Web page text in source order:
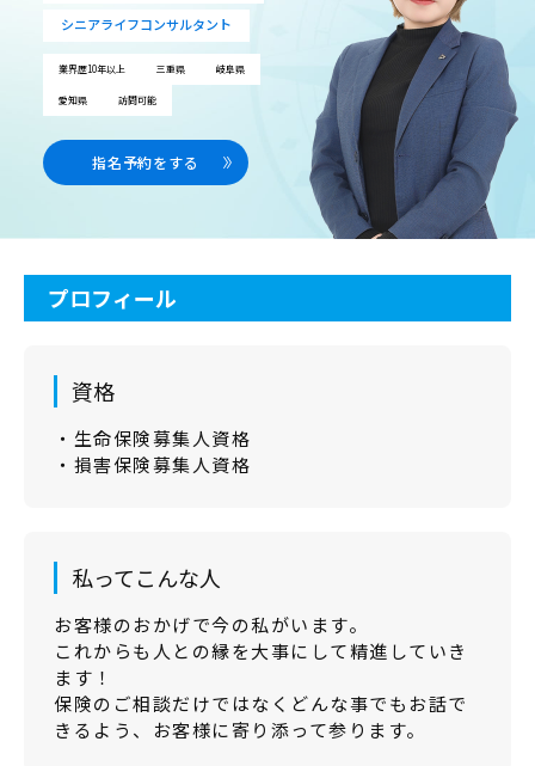
シニアライフコンサルタント
業界歴10年以上 三重県 岐阜県
愛知県 訪問可能
指名予約をする
プロフィール
資格
・生命保険募集人資格
・損害保険募集人資格
私ってこんな人
お客様のおかげで今の私がいます。
これからも人との縁を大事にして精進していき
ます！
保険のご相談だけではなくどんな事でもお話で
きるよう、お客様に寄り添って参ります。